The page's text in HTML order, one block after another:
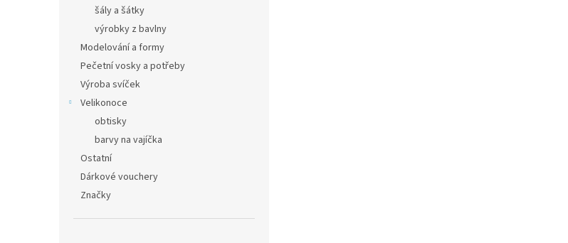
šály a šátky
výrobky z bavlny
Modelování a formy
Pečetní vosky a potřeby
Výroba svíček
Velikonoce
obtisky
barvy na vajíčka
Ostatní
Dárkové vouchery
Značky